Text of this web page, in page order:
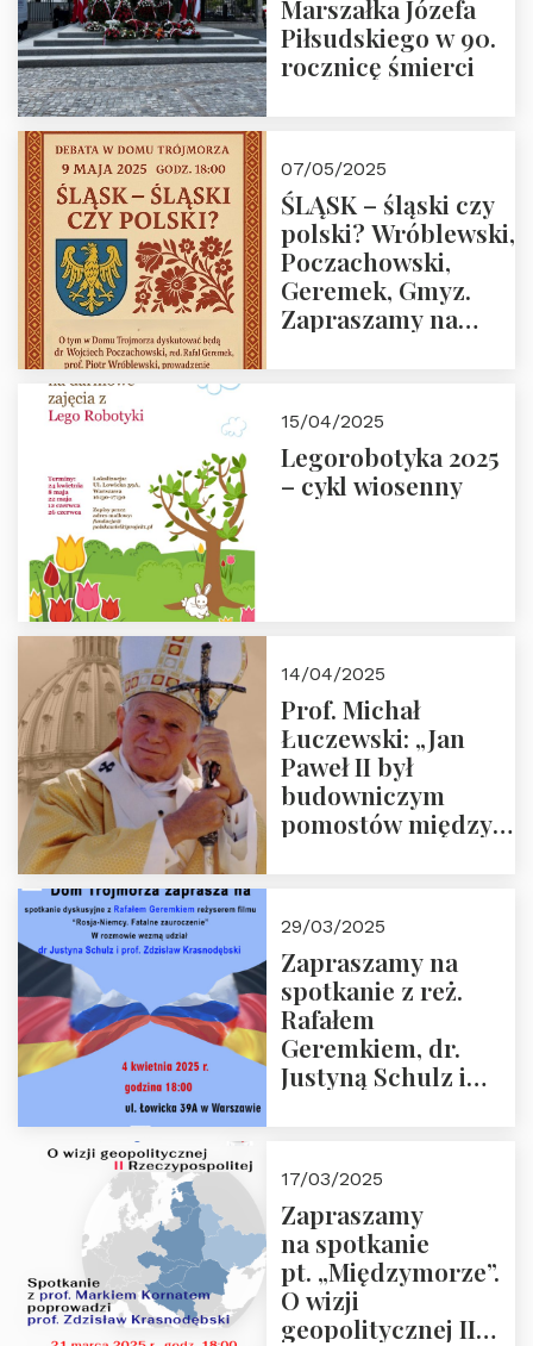
Marszałka Józefa
Piłsudskiego w 90.
rocznicę śmierci
07/05/2025
ŚLĄSK – śląski czy
polski? Wróblewski,
Poczachowski,
Geremek, Gmyz.
Zapraszamy na
Trójmorza.
15/04/2025
Legorobotyka 2025
– cykl wiosenny
14/04/2025
Prof. Michał
Łuczewski: „Jan
Paweł II był
budowniczym
pomostów między
29/03/2025
Zapraszamy na
spotkanie z reż.
Rafałem
Geremkiem, dr.
Justyną Schulz i
“Rosja-Niemcy…”
17/03/2025
Zapraszamy
na spotkanie
pt. „Międzymorze”.
O wizji
geopolitycznej II